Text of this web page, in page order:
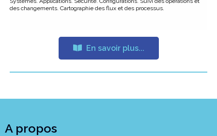
des changements. Cartographie des flux et des processus.
En savoir plus...
A propos